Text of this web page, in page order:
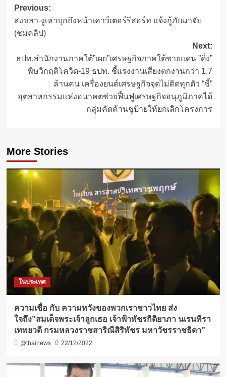
Post
navigation
Previous:
สงขลา-งูเห่าบุกถึงหน้าเคาว์เตอร์รีสอร์ท แจ้งกู้ภัยมาจับ
(ชมคลิป)
Next:
ธปท.สำนักงานภาคใต้”เผย”เศรษฐกิจภาคใต้ชายแดน ”ดิ่ง”
พิษวิกฤติโควิด-19 ธปท. ชี้แรงงานเสี่ยงตกงานกว่า 1.7
ล้านคน เครื่องยนต์เศรษฐกิจจุดไม่ติดทุกตัว “ชี้”
อุตสาหกรรมแห่งอนาคตช่วยฟื้นฟูเศรษฐกิจอนุภูมิภาคได้
กลุ่มคัดค้านชูป้ายให้ยกเลิกโครงการ
More Stories
ในประเทศ
ความเชื่อ กับ​ ความหวังของพวกเราชาวไทย ส่ง
ใจถึง”สมเด็จพระเจ้าลูกเธอ เจ้าฟ้าพัชรกิติยาภา นเรนทิรา
เทพยวดี กรมหลวงราชสาริณีสิริพัชร มหาวัชรราชธิดา”
@thainews 22/12/2022